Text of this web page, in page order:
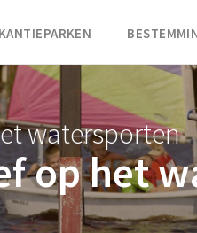
watersporten
op het